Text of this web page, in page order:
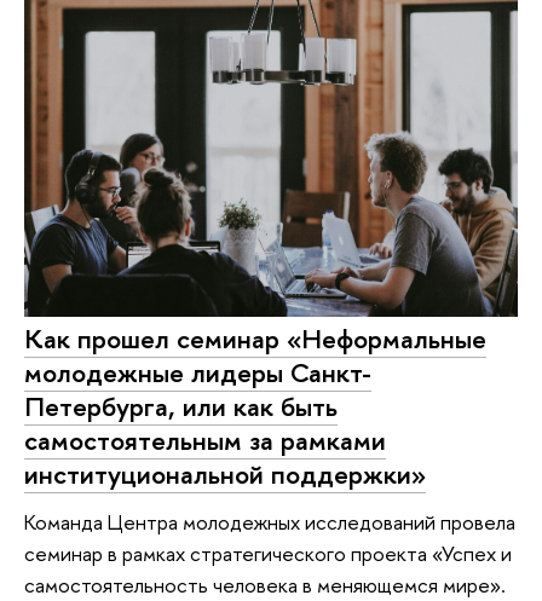
Как прошел семинар «Неформальные
молодежные лидеры Санкт-
Петербурга, или как быть
самостоятельным за рамками
институциональной поддержки»
Команда Центра молодежных исследований провела
семинар в рамках стратегического проекта «Успех и
самостоятельность человека в меняющемся мире».